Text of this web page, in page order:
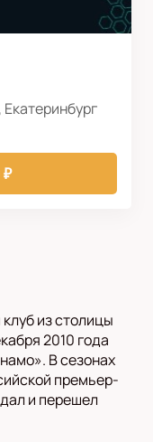
Екатеринбург
₽
из столицы
2010 года
В сезонах
премьер-
и перешел